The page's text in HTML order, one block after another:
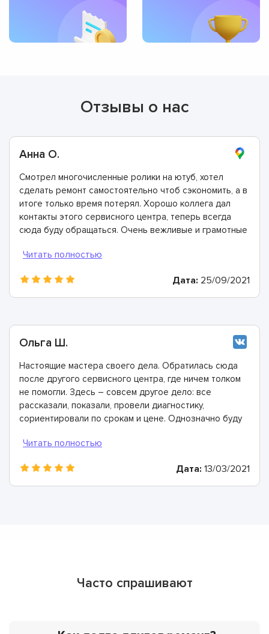
Отзывы о нас
Анна О.
Смотрел многочисленные ролики на ютуб, хотел
сделать ремонт самостоятельно чтоб сэкономить, а в
итоге только время потерял. Хорошо коллега дал
контакты этого сервисного центра, теперь всегда
сюда буду обращаться. Очень вежливые и грамотные
гарантию.
Дата: 25/09/2021
Ольга Ш.
Настоящие мастера своего дела. Обратилась сюда
после другого сервисного центра, где ничем толком
не помогли. Здесь – совсем другое дело: все
рассказали, показали, провели диагностику,
сориентировали по срокам и цене. Однозначно буду
Дата: 13/03/2021
Часто спрашивают